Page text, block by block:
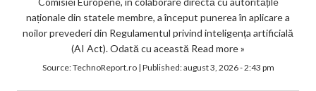
naționale din statele membre, a început punerea în aplicare a
noilor prevederi din Regulamentul privind inteligența artificială
(AI Act). Odată cu această Read more »
Source:TechnoReport.ro| Published:august 3, 2026 - 2:43 pm